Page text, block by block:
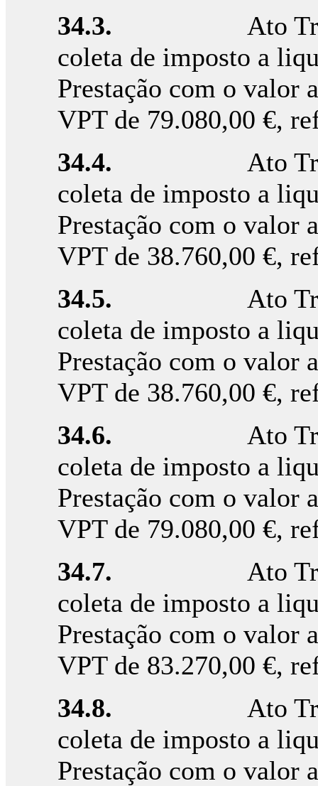
34.3. Ato
coleta de imposto a
Prestação com o valor
VPT de 79.080,00 €,
34.4. Ato
coleta de imposto a
Prestação com o valor
VPT de 38.760,00 €,
34.5. Ato
coleta de imposto a
Prestação com o valor
VPT de 38.760,00 €,
34.6. Ato
coleta de imposto a
Prestação com o valor
VPT de 79.080,00 €,
34.7. Ato
coleta de imposto a
Prestação com o valor
VPT de 83.270,00 €,
34.8. Ato
coleta de imposto a
Prestação com o valor